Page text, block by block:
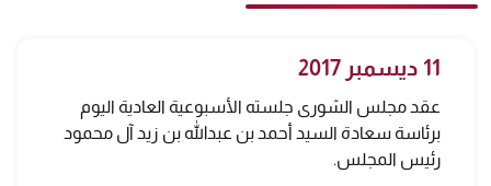
11 ديسمبر 2017
عقد مجلس الشورى جلسته الأسبوعية العادية اليوم
برئاسة سعادة السيد أحمد بن عبدالله بن زيد آل محمود
رئيس المجلس.